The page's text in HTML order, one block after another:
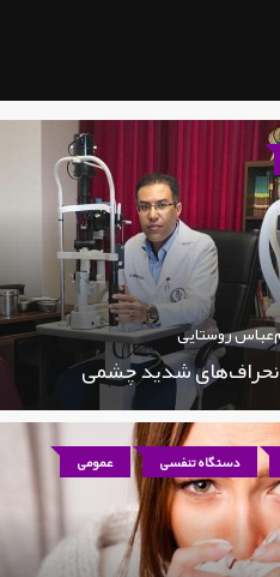
روستایی
شدید چشمی
دستگاه تنفسی عمومی